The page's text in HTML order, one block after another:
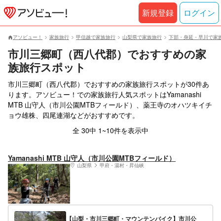
アソビュー！ 家族旅行 甲信越で家族旅行 山梨県で家族旅行 下部・身延・早川で家
市川三郷町（西八代郡）でおすすめの家
族旅行スポット
市川三郷町（西八代郡）でおすすめの家族旅行スポットが30件あ
ります。アソビュー！での家族旅行人気スポットはYamanashi
MTB 山守人（市川公園MTBフィールド）、薬王寺のオハツキイチ
ョウ雄株、四尾連湖などがおすすめです。
全 30中 1~10件を表示中
Yamanashi MTB 山守人（市川公園MTBフィールド）
山梨県 甲府・湯村・昇仙峡
【山梨・市川三郷町・マウンテンバイク】市川公
新規登録 ログイン